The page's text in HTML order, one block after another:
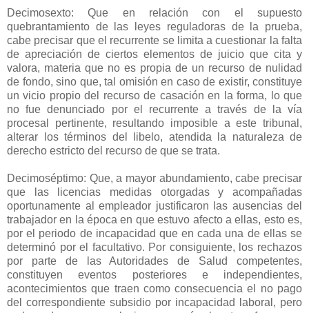
Decimosexto: Que en relación con el supuesto
quebrantamiento de las leyes reguladoras de la prueba,
cabe precisar que el recurrente se limita a cuestionar la falta
de apreciación de ciertos elementos de juicio que cita y
valora, materia que no es propia de un recurso de nulidad
de fondo, sino que, tal omisión en caso de existir, constituye
un vicio propio del recurso de casación en la forma, lo que
no fue denunciado por el recurrente a través de la vía
procesal pertinente, resultando imposible a este tribunal,
alterar los términos del libelo, atendida la naturaleza de
derecho estricto del recurso de que se trata.
Decimoséptimo: Que, a mayor abundamiento, cabe precisar
que las licencias medidas otorgadas y acompañadas
oportunamente al empleador justificaron las ausencias del
trabajador en la época en que estuvo afecto a ellas, esto es,
por el periodo de incapacidad que en cada una de ellas se
determinó por el facultativo. Por consiguiente, los rechazos
por parte de las Autoridades de Salud competentes,
constituyen eventos posteriores e independientes,
acontecimientos que traen como consecuencia el no pago
del correspondiente subsidio por incapacidad laboral, pero